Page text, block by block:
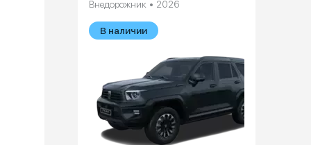
Внедорожник • 2026
В наличии